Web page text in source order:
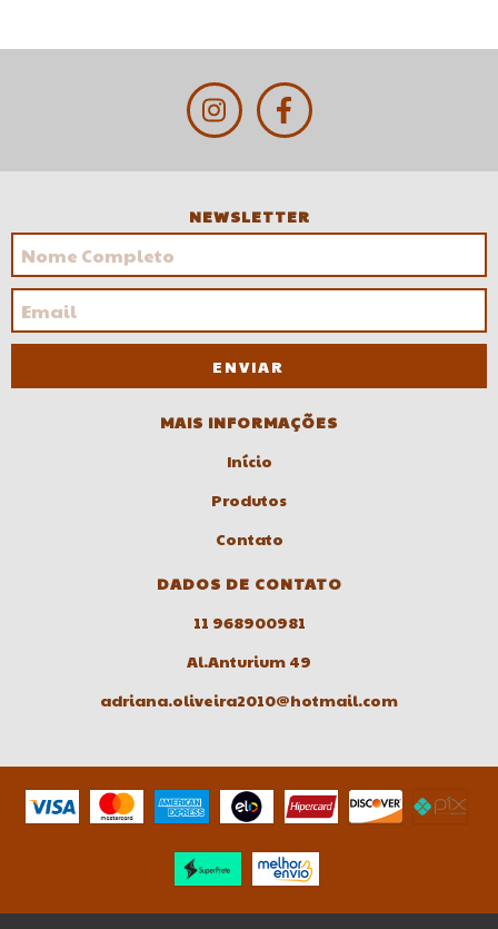
NEWSLETTER
MAIS INFORMAÇÕES
Início
Produtos
Contato
DADOS DE CONTATO
11 968900981
Al.Anturium 49
adriana.oliveira2010@hotmail.com